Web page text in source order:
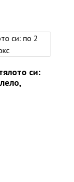
си: